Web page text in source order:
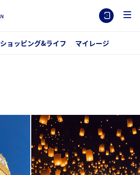
ショッピング&ライフ マイレージ